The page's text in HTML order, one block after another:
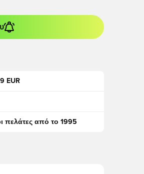
EUR
πελάτες από το 1995